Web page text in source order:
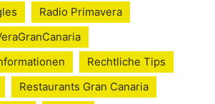
Radio Primavera
Rechtliche Tips
Restaurants Gran Canaria